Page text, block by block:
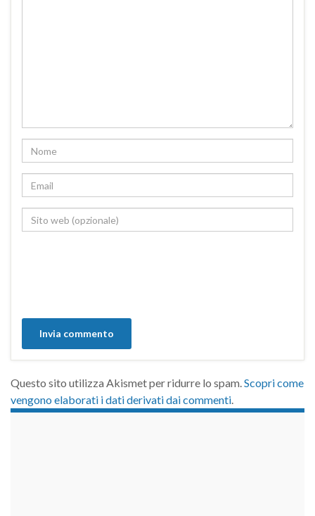
Questo sito utilizza Akismet per ridurre lo spam.Scopri come
vengono elaborati i dati derivati dai commenti.